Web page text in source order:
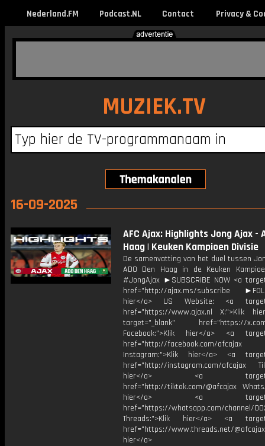
Nederland.FM Podcast.NL Contact Privacy &
MUZIEK.TV
16-09-2025
AFC Ajax: Highlights Jong Ajax -
Haag | Keuken Kampioen Divisie
De samenvatting van het duel tussen
ADO Den Haag in de Keuken
#JongAjax ►SUBSCRIBE NOW <a
href="http://ajax.ms/subscribe
hier</a> US Website: <a
href="https://www.ajax.nl X:">Klik
target="_blank" href="https://x.com/
Facebook:">Klik hier</a> <a
href="http://facebook.com/afcajax
Instagram:">Klik hier</a> <a
href="http://instagram.com/afcajax
hier</a> <a
href="http://tiktok.com/@afcajax
hier</a> <a
href="https://whatsapp.com/channel/
Threads:">Klik hier</a> <a
href="https://www.threads.net/
hier</a>